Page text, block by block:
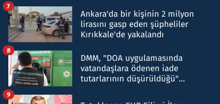
Ankara'da bir kişinin 2 milyon
lirasını gasp eden şüpheliler
Kırıkkale'de yakalandı
7
DMM, "DOA uygulamasında
vatandaşlara ödenen iade
tutarlarının düşürüldüğü"
8
9